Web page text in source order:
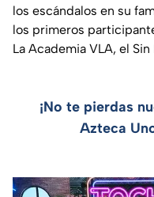
los escándalos en su
los primeros
La Academia VLA, el
¡No te pierdas
Azteca